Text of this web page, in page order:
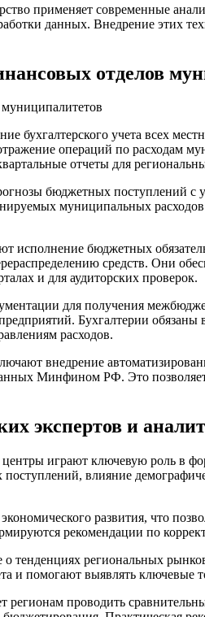
применяет современные
данных. Внедрение этих
отделов
бухгалтерского учета всех
операций по расходам
отчеты для
бюджетных поступлений
муниципальных
исполнение бюджетных
средств. Они
и для аудиторских проверок.
для получения
Бухгалтерии обязаны
расходов.
внедрение
Минфином РФ. Это
экспертов и
играют ключевую роль в
влияние
развития, что
рекомендации по
тенденциях региональных
и помогают выявлять ключевые
регионам проводить